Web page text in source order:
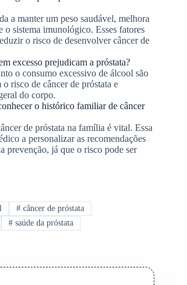
a manter um peso saudável, melhora
o sistema imunológico. Esses fatores
o risco de desenvolver câncer de
excesso prejudicam a próstata?
o consumo excessivo de álcool são
risco de câncer de próstata e
do corpo.
o histórico familiar de câncer
de próstata na família é vital. Essa
a personalizar as recomendações
prevenção, já que o risco pode ser
#câncer de próstata
#saúde da próstata